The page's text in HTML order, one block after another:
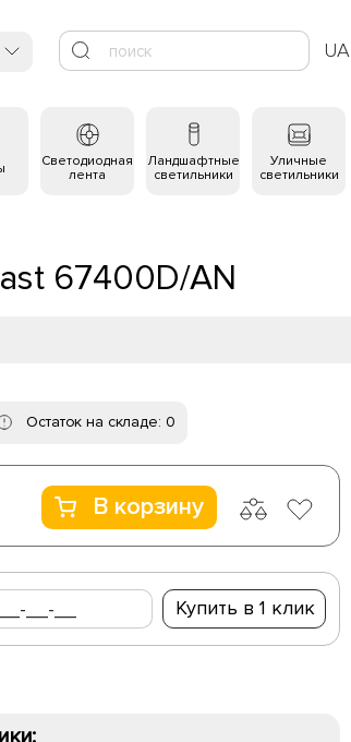
UA
Светодиодная
лента
Ландшафтные
светильники
Уличные
светильники
67400D/AN
Остаток на складе: 0
В корзину
Купить в 1 клик